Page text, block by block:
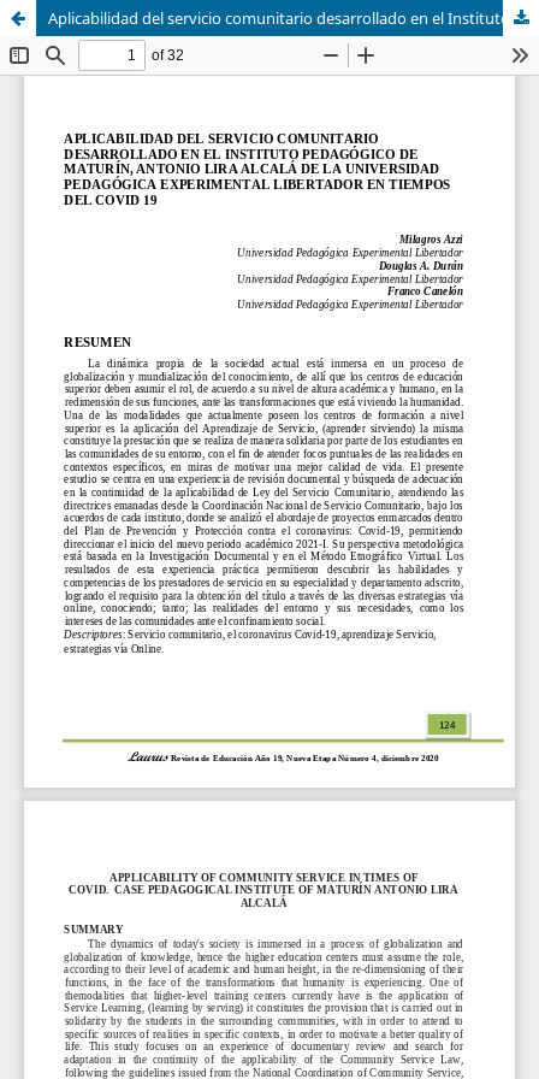
Aplicabilidad del servicio comunitario desarrollado en el Instituto Pedagógico de Maturín, Antonio Lira Alcalá de la Universidad Pedagógica Experimental Libertador en tiempos del Covid 19